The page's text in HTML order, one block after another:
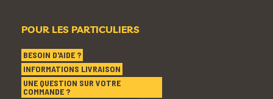
POUR LES PARTICULIERS
BESOIN D'AIDE ?
INFORMATIONS LIVRAISON
UNE QUESTION SUR VOTRE
COMMANDE ?